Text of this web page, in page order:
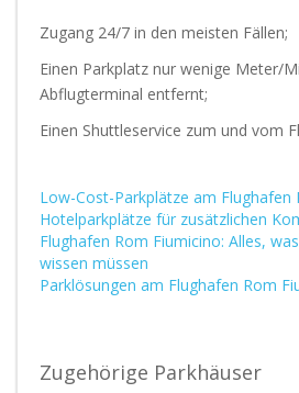
Zugang 24/7 in den meisten Fällen;
Einen Parkplatz nur wenige Meter/
Abflugterminal entfernt;
Einen Shuttleservice zum und vom
Low-Cost-Parkplätze am Flughafen
Hotelparkplätze für zusätzlichen
Flughafen Rom Fiumicino: Alles,
wissen müssen
Parklösungen am Flughafen Rom
Zugehörige Parkhäuser